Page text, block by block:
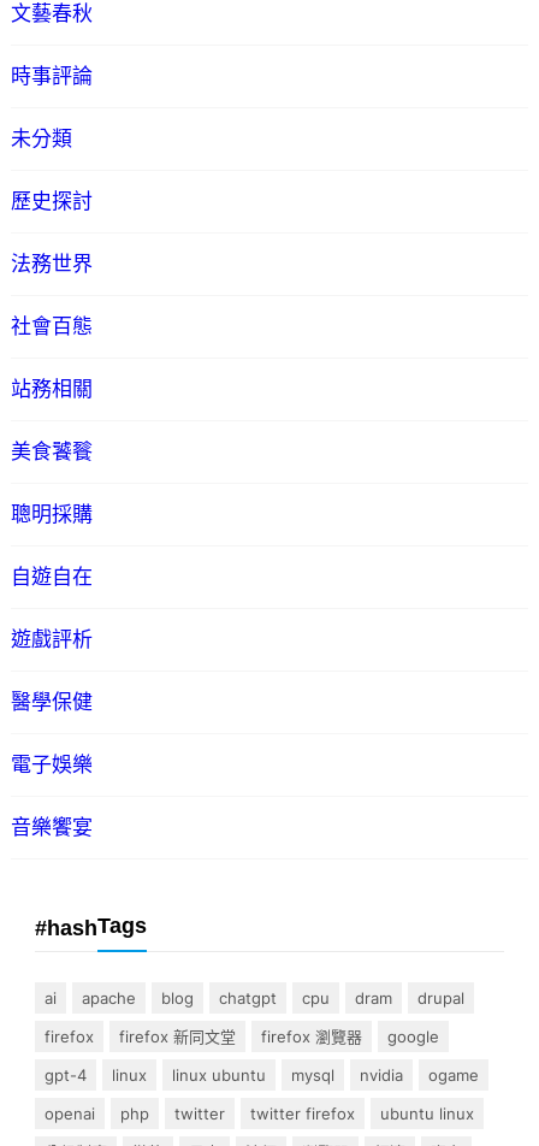
文藝春秋
時事評論
未分類
歷史探討
法務世界
社會百態
站務相關
美食饕餮
聰明採購
自遊自在
遊戲評析
醫學保健
電子娛樂
音樂饗宴
#hashTags
ai apache blog chatgpt cpu dram
drupal
firefox
firefox 新同文堂 firefox 瀏覽器
google
gpt-4
linux linux ubuntu mysql nvidia
ogame
openai
php twitter twitter firefox
ubuntu linux